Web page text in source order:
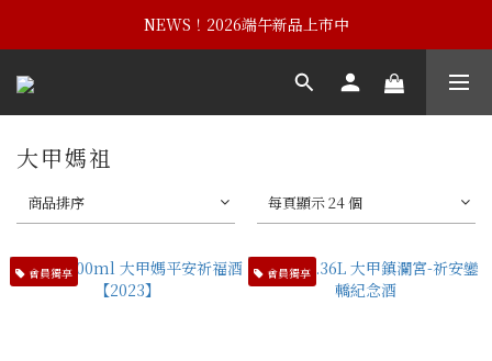
NEWS！黃埔建校102週年紀念酒
NEWS！2026端午新品上市中
NEWS！黃埔建校102週年紀念酒
大甲媽祖
商品排序 每頁顯示 24 個
會員獨享 會員獨享